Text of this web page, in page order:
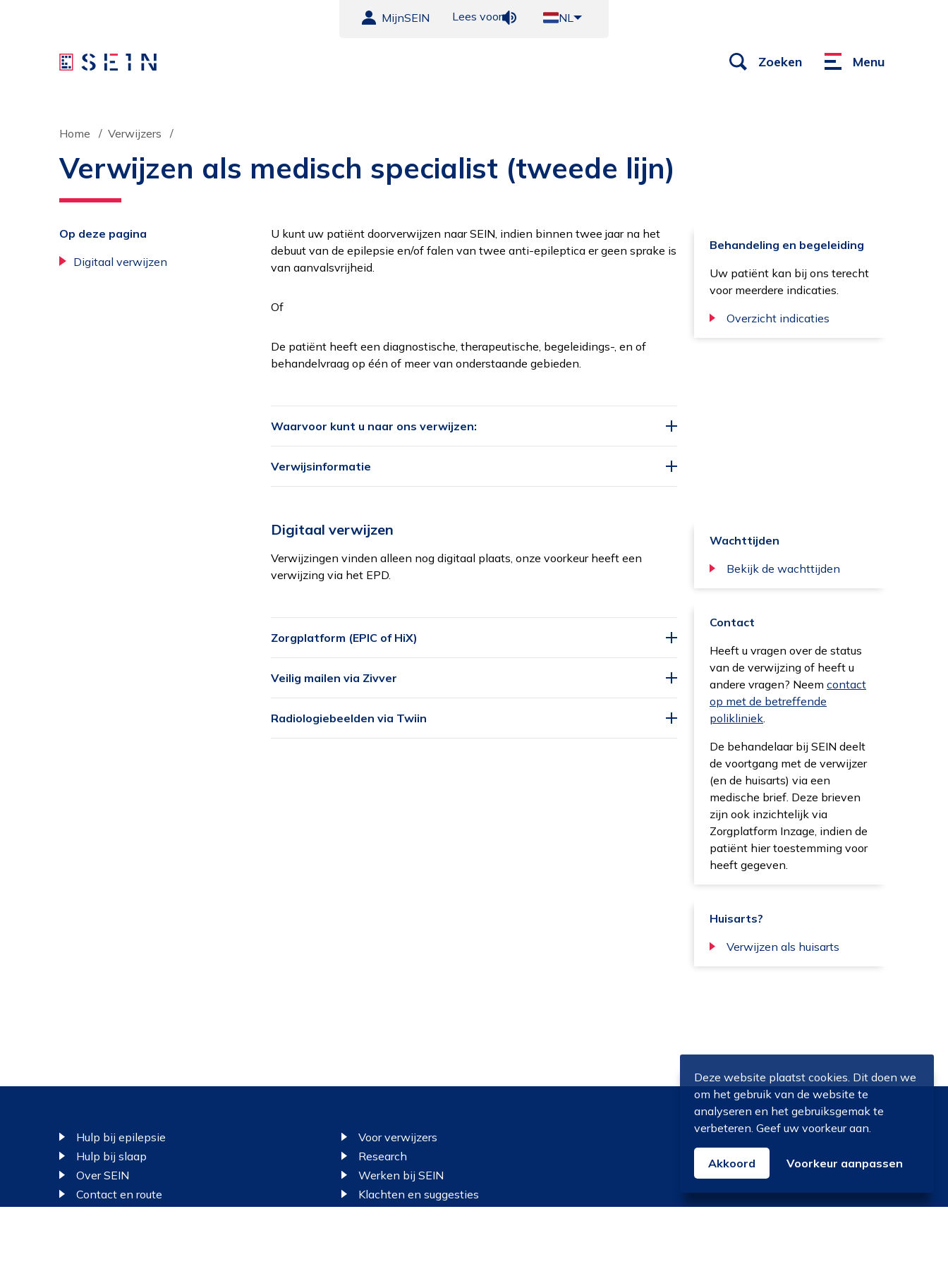
Deze website plaatst cookies. Dit doen we
om het gebruik van de website te
analyseren en het gebruiksgemak te
verbeteren. Geef uw voorkeur aan.
Akkoord Voorkeur aanpassen
Functioneel
Open Zoeken
Menu Menu
MijnSEIN Lees voor NL
Home Verwijzers
Verwijzen als medisch specialist (tweede lijn)
Op deze pagina
Digitaal verwijzen
U kunt uw patiënt doorverwijzen naar SEIN, indien binnen twee jaar na het
debuut van de epilepsie en/of falen van twee anti-epileptica er geen sprake is
van aanvalsvrijheid.
Of
De patiënt heeft een diagnostische, therapeutische, begeleidings-, en of
behandelvraag op één of meer van onderstaande gebieden.
Waarvoor kunt u naar ons verwijzen:
Verwijsinformatie
Behandeling en begeleiding
Uw patiënt kan bij ons terecht
voor meerdere indicaties.
Overzicht indicaties
Digitaal verwijzen
Verwijzingen vinden alleen nog digitaal plaats, onze voorkeur heeft een
verwijzing via het EPD.
Zorgplatform (EPIC of HiX)
Veilig mailen via Zivver
Radiologiebeelden via Twiin
Wachttijden
Bekijk de wachttijden
Contact
Heeft u vragen over de status
van de verwijzing of heeft u
andere vragen? Neem contact
op met de betreffende
polikliniek.
De behandelaar bij SEIN deelt
de voortgang met de verwijzer
(en de huisarts) via een
medische brief. Deze brieven
zijn ook inzichtelijk via
Zorgplatform Inzage, indien de
patiënt hier toestemming voor
heeft gegeven.
Huisarts?
Verwijzen als huisarts
Hulp bij epilepsie
Hulp bij slaap
Over SEIN
Contact en route
Voor verwijzers
Research
Werken bij SEIN
Klachten en suggesties